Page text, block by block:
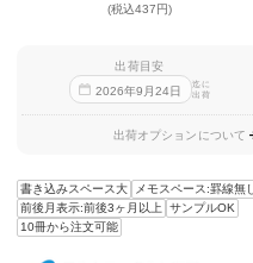
(税込437円)
出荷目安
2026年9 月24日
迄に
出荷
出荷オプションについて
書き込みスペース大
メモスペース:罫線無し
前後月表示:前後3ヶ月以上
サンプルOK
10冊から注文可能